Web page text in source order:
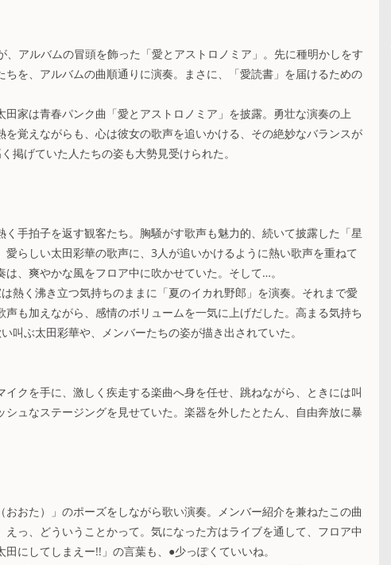
アルバムの冒頭を飾った「愛とアストロノミア」。先に種明かしをす
を、アルバムの曲順通りに演奏。まさに、「愛読書」を届けるための
家は青春パンク曲「愛とアストロノミア」を披露。勇壮な演奏の上
覚えながらも、心は彼女の歌声を追いかける、その絶妙なバランスが
掲げていた人たちの姿も大勢見受けられた。
手拍子を返す観客たち。胸騒がす歌声も魅力的、続いて披露した「星
らしい太田彩華の歌声に、3人が追いかけるように熱い歌声を重ねて
、爽やかな風をフロア中に吹かせていた。そして…。
熱く沸き立つ気持ちのままに「夏のイカれ野郎」を演奏。それまで愛
も加えながら、感情のボリュームを一気に上げだした。高まる気持ち
ぶ太田彩華や、メンバーたちの姿が描き出されていた。
クを手に、激しく疾走する楽曲へ身を任せ、跳ねながら、ときには叫
ュなステージングを見せていた。楽器を外したとたん、自由奔放に暴
おた）」のポーズをしながら歌い演奏。メンバー紹介を兼ねたこの曲
っ、どういうことかって。気になった方はライブを通して、フロア中
にしてしまえー!!」の言葉も、●少っぽくていいね。